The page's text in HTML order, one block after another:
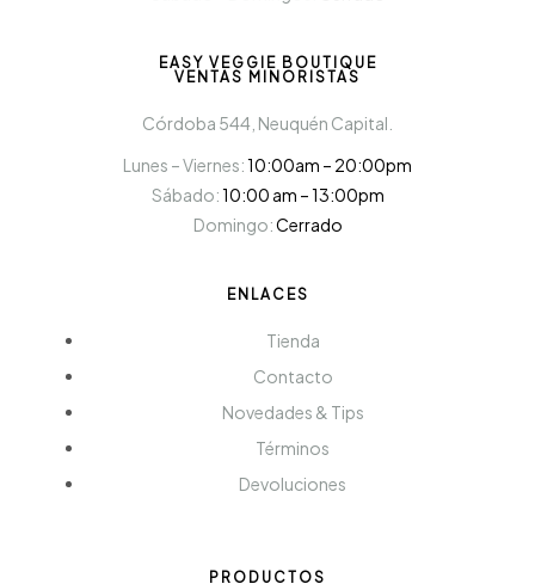
EASY VEGGIE BOUTIQUE
VENTAS MINORISTAS
Córdoba 544, Neuquén Capital.
Lunes – Viernes:10:00am – 20:00pm
Sábado:10:00 am – 13:00pm
Domingo:Cerrado
ENLACES
Tienda
Contacto
Novedades & Tips
Términos
Devoluciones
PRODUCTOS